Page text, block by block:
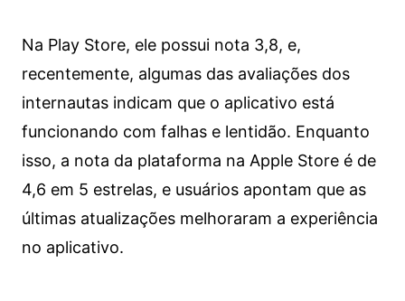
Na Play Store, ele possui nota 3,8, e,
recentemente, algumas das avaliações dos
internautas indicam que o aplicativo está
funcionando com falhas e lentidão. Enquanto
isso, a nota da plataforma na Apple Store é de
4,6 em 5 estrelas, e usuários apontam que as
últimas atualizações melhoraram a experiência
no aplicativo.